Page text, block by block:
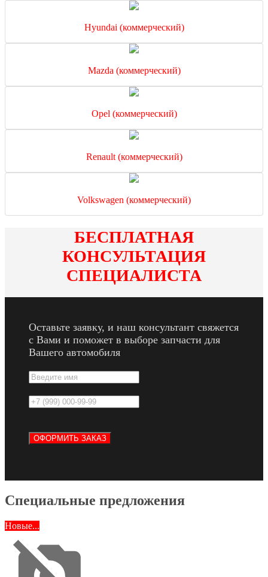
Hyundai (коммерческий)
Mazda (коммерческий)
Opel (коммерческий)
Renault (коммерческий)
Volkswagen (коммерческий)
БЕСПЛАТНАЯ
КОНСУЛЬТАЦИЯ
СПЕЦИАЛИСТА
Оставьте заявку, и наш консультант свяжется
с Вами и поможет в выборе запчасти для
Вашего автомобиля
Специальные предложения
Новые...